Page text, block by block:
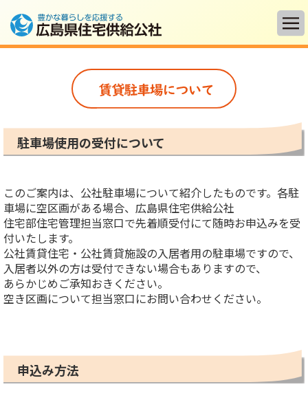
TOP
賃貸物件
介護付有料老人ホーム
「サニーコート広島」
分譲宅地
「グリューネン入野」
公社概要
駐車場使用の受付について
このご案内は、公社駐車場について紹介したものです。各駐
車場に空区画がある場合、広島県住宅供給公社
住宅部住宅管理担当窓口で先着順受付にて随時お申込みを受
付いたします。
公社賃貸住宅・公社賃貸施設の入居者用の駐車場ですので、
入居者以外の方は受付できない場合もありますので、
あらかじめご承知おきください。
空き区画について担当窓口にお問い合わせください。
申込み方法